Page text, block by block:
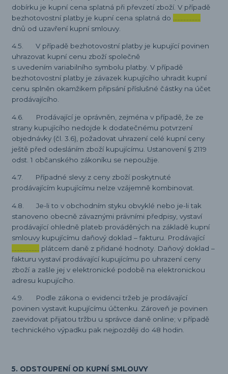
dobírku je kupní cena splatná při převzetí zboží. V případě
bezhotovostní platby je kupní cena splatná do
dnů od uzavření kupní smlouvy.
4.5. V případě bezhotovostní platby je kupující povinen
uhrazovat kupní cenu zboží společně
s uvedením variabilního symbolu platby. V případě
bezhotovostní platby je závazek kupujícího uhradit kupní
cenu splněn okamžikem připsání příslušné částky na účet
prodávajícího.
4.6. Prodávající je oprávněn, zejména v případě, že ze
strany kupujícího nedojde k dodatečnému potvrzení
objednávky (čl. 3.6), požadovat uhrazení celé kupní ceny
ještě před odesláním zboží kupujícímu. Ustanovení § 2119
odst. 1 občanského zákoníku se nepoužije.
4.7. Případné slevy z ceny zboží poskytnuté
prodávajícím kupujícímu nelze vzájemně kombinovat.
4.8. Je-li to v obchodním styku obvyklé nebo je-li tak
stanoveno obecně závaznými právními předpisy, vystaví
prodávající ohledně plateb prováděných na základě kupní
smlouvy kupujícímu daňový doklad – fakturu. Prodávající
plátcem daně z přidané hodnoty. Daňový doklad –
fakturu vystaví prodávající kupujícímu po uhrazení ceny
zboží a zašle jej v elektronické podobě na elektronickou
adresu kupujícího.
4.9. Podle zákona o evidenci tržeb je prodávající
povinen vystavit kupujícímu účtenku. Zároveň je povinen
zaevidovat přijatou tržbu u správce daně online; v případě
technického výpadku pak nejpozději do 48 hodin.
5. ODSTOUPENÍ OD KUPNÍ SMLOUVY